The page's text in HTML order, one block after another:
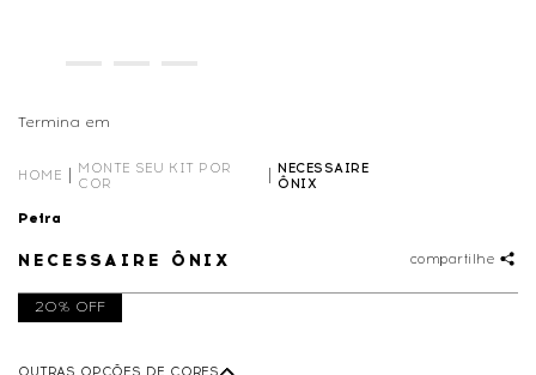
Termina em
HOME
MONTE SEU KIT POR
COR
NECESSAIRE
ÔNIX
Petra
NECESSAIRE ÔNIX compartilhe
20% OFF
OUTRAS OPÇÕES DE CORES